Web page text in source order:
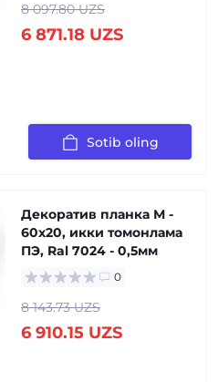
8 097.80 UZS
6 871.18 UZS
Sotib oling
Декоратив планка М -
60х20, икки томонлама
ПЭ, Ral 7024 - 0,5мм
0
8 143.73 UZS
6 910.15 UZS